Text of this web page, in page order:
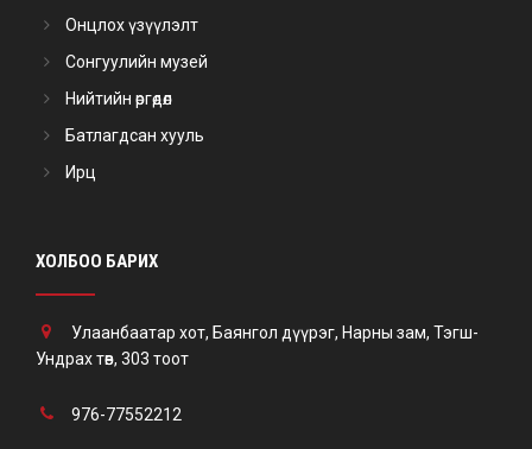
Онцлох үзүүлэлт
Сонгуулийн музей
Нийтийн өргөдөл
Батлагдсан хууль
Ирц
ХОЛБОО БАРИХ
Улаанбаатар хот, Баянгол дүүрэг, Нарны зам, Тэгш-
Ундрах төв, 303 тоот
976-77552212